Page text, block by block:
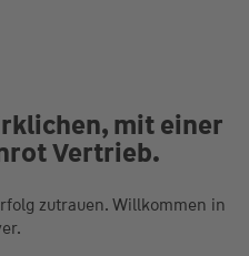
mit einer
Vertrieb.
zutrauen. Willkommen in